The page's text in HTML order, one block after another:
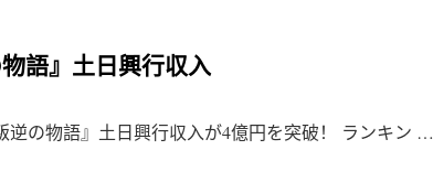
語』土日興行収入
の物語』土日興行収入が4億円を突破！ ランキン …